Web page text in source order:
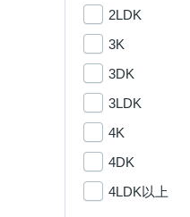
2LDK
3K
3DK
3LDK
4K
4DK
4LDK以上